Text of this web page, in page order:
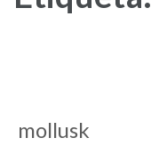
mollusk